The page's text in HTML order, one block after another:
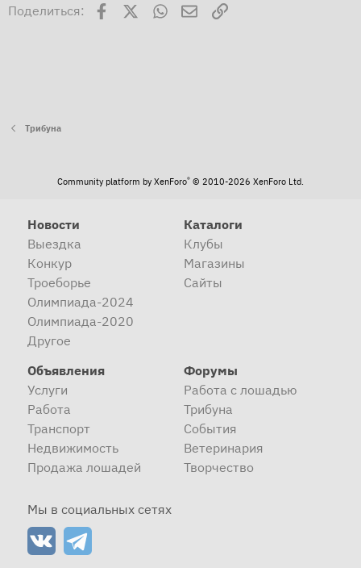
Поделиться: Facebook WhatsAppЭлектронная почта
Ссылка
Трибуна
Community platform by XenForo® © 2010-2026 XenForo Ltd.
Новости
Выездка
Конкур
Троеборье
Олимпиада-2024
Олимпиада-2020
Другое
Каталоги
Клубы
Магазины
Сайты
Объявления
Услуги
Работа
Транспорт
Недвижимость
Продажа лошадей
Форумы
Работа с лошадью
Трибуна
События
Ветеринария
Творчество
Мы в социальных сетях